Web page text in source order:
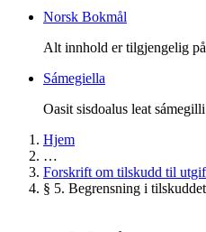
Norsk Bokmål
Alt innhold er tilgjengelig
Sámegiella
Oasit sisdoalus leat sámegilli
Hjem
…
Forskrift om tilskudd til
§ 5. Begrensning i tilskuddet